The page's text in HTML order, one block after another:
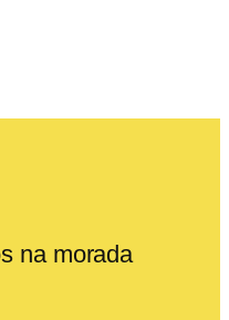
na morada